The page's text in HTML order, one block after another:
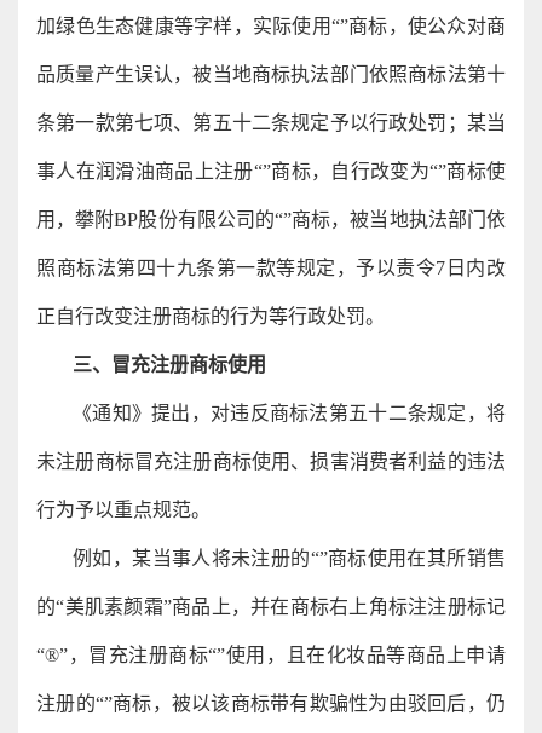
加绿色生态健康等字样，实际使用“”商标，使公众对商
品质量产生误认，被当地商标执法部门依照商标法第十
条第一款第七项、第五十二条规定予以行政处罚；某当
事人在润滑油商品上注册“”商标，自行改变为“”商标使
用，攀附BP股份有限公司的“”商标，被当地执法部门依
照商标法第四十九条第一款等规定，予以责令7日内改
正自行改变注册商标的行为等行政处罚。
三、冒充注册商标使用
《通知》提出，对违反商标法第五十二条规定，将
未注册商标冒充注册商标使用、损害消费者利益的违法
行为予以重点规范。
例如，某当事人将未注册的“”商标使用在其所销售
的“美肌素颜霜”商品上，并在商标右上角标注注册标记
“®”，冒充注册商标“”使用，且在化妆品等商品上申请
注册的“”商标，被以该商标带有欺骗性为由驳回后，仍